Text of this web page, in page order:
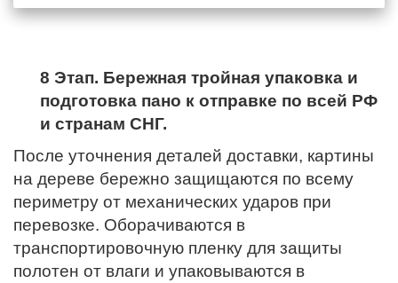
8 Этап. Бережная тройная упаковка и
подготовка пано к отправке по всей РФ
и странам СНГ.
После уточнения деталей доставки, картины
на дереве бережно защищаются по всему
периметру от механических ударов при
перевозке. Оборачиваются в
транспортировочную пленку для защиты
полотен от влаги и упаковываются в